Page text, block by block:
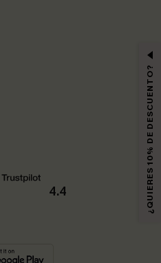
4.4 ¿QUIERES 10% DE DESCUENTO?